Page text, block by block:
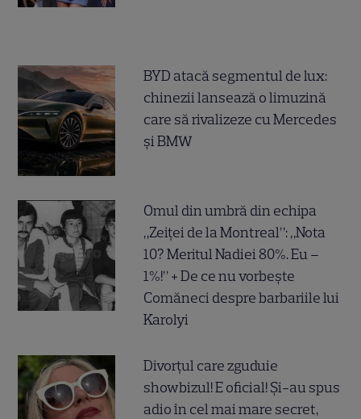
BYD atacă segmentul de lux:
chinezii lansează o limuzină
care să rivalizeze cu Mercedes
și BMW
Omul din umbră din echipa
„Zeiței de la Montreal”: „Nota
10? Meritul Nadiei 80%. Eu –
1%!” + De ce nu vorbește
Comăneci despre barbariile lui
Karolyi
Divorțul care zguduie
showbizul! E oficial! Și-au spus
adio în cel mai mare secret,